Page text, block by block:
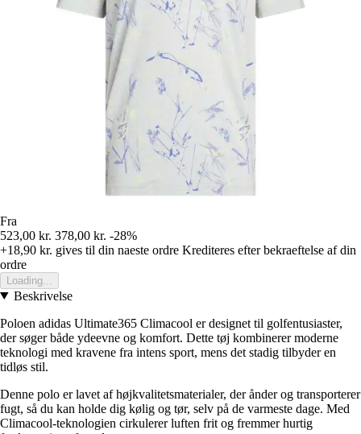
Fra
523,00 kr. 378,00 kr. -28%
+18,90 kr. gives til din naeste ordre Krediteres efter bekraeftelse af din
ordre
Loading...
Beskrivelse
Poloen adidas Ultimate365 Climacool er designet til golfentusiaster,
der søger både ydeevne og komfort. Dette tøj kombinerer moderne
teknologi med kravene fra intens sport, mens det stadig tilbyder en
tidløs stil.
Denne polo er lavet af højkvalitetsmaterialer, der ånder og transporterer
fugt, så du kan holde dig kølig og tør, selv på de varmeste dage. Med
Climacool-teknologien cirkulerer luften frit og fremmer hurtig